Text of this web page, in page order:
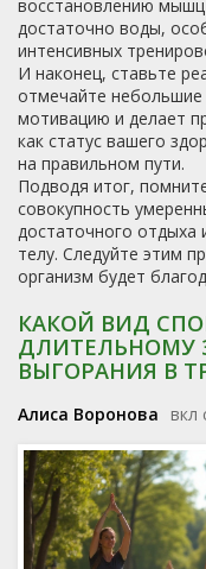
восстановлению
достаточно воды,
интенсивных
И наконец, ставьте
отмечайте
мотивацию и делает
как статус вашего
на правильном пути.
Подводя итог,
совокупность
достаточного отдыха
телу. Следуйте этим
организм будет
КАКОЙ ВИД
ДЛИТЕЛЬНОМУ
ВЫГОРАНИЯ В
Алиса Воронова вкл